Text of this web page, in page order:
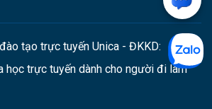
tạo trực tuyến Unica - ĐKKD:
học trực tuyến dành cho người đi làm